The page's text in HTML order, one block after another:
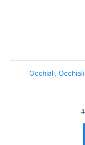
Occhiali,